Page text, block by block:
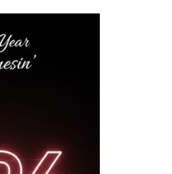
আয়োজনে ‘জুলাই
দখলের অভিযোগে